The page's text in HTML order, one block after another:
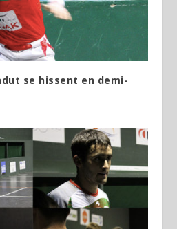
se hissent en demi-